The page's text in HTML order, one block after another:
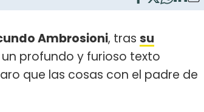
Ambrosioni, tras su
profundo y furioso texto
que las cosas con el padre de